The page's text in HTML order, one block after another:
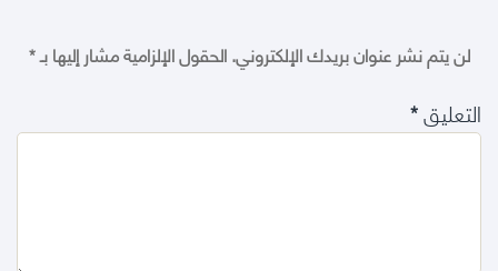
لن يتم نشر عنوان بريدك الإلكتروني.الحقول الإلزامية مشار إليها بـ*
التعليق*